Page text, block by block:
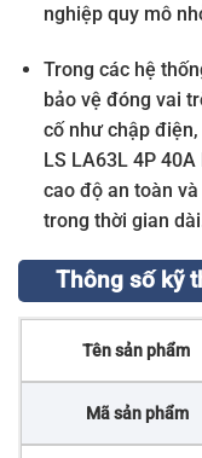
nghiệp quy mô
Trong các hệ
bảo vệ đóng vai
cố như chập
LS LA63L 4P
cao độ an toàn
trong thời gian
Thông số kỹ
Tên sản phẩm
Mã sản phẩm